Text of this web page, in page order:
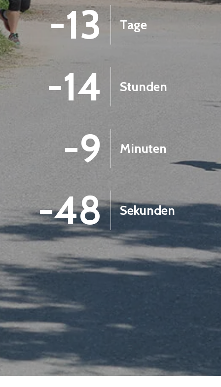
-13 Tage
-14 Stunden
-9 Minuten
-49 Sekunden